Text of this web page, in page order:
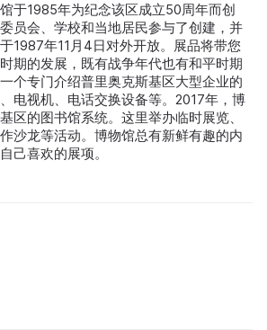
于1985年为纪念该区成立50周年而创
员会、学校和当地居民参与了创建，并
1987年11月4日对外开放。展品将带您
期的发展，既有战争年代也有和平时期
个专门介绍普里奥克斯基区大型企业的
电视机、电话交换设备等。2017年，博
区的图书馆系统。这里举办临时展览、
沙龙等活动。博物馆总有新鲜有趣的内
己喜欢的展项。